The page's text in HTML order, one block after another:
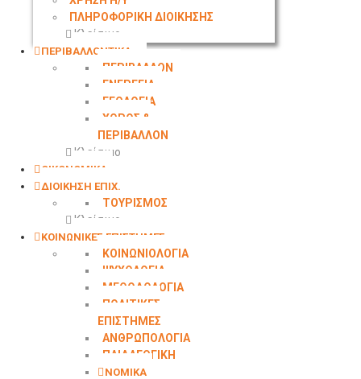
ΠΛΗΡΟΦΟΡΙΚΗ ΔΙΟΙΚΗΣΗΣ
Κλείσιμο
ΠΕΡΙΒΑΛΛΟΝΤΙΚΑ
ΠΕΡΙΒΑΛΛΟΝ
ΕΝΕΡΓΕΙΑ
ΓΕΩΛΟΓΙΑ
ΧΩΡΟΣ &
ΠΕΡΙΒΑΛΛΟΝ
Κλείσιμο
ΟΙΚΟΝΟΜΙΚΑ
ΔΙΟΙΚΗΣΗ ΕΠΙΧ.
ΤΟΥΡΙΣΜΟΣ
Κλείσιμο
ΚΟΙΝΩΝΙΚΕΣ ΕΠΙΣΤΗΜΕΣ
ΚΟΙΝΩΝΙΟΛΟΓΙΑ
ΨΥΧΟΛΟΓΙΑ
ΜΕΘΟΔΟΛΟΓΙΑ
ΠΟΛΙΤΙΚΕΣ
ΕΠΙΣΤΗΜΕΣ
ΑΝΘΡΩΠΟΛΟΓΙΑ
ΠΑΙΔΑΓΩΓΙΚΗ
ΝΟΜΙΚΑ